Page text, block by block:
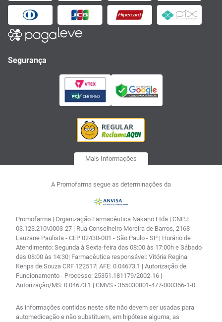
Segurança
Mais Informações
A Promofarma segue as determinações da
Promofarma | Organização Farmacêutica Nakano Ltda | CNPJ:
03.123.210\0003-27 | Rua Conselheiro Moreira de Barros, 2168 -
Lauzane Paulista - CEP 02430-001 - São Paulo - SP | Horário de
Atendimento: Segunda à Sexta-feira das 08:00 às 17:00h e Sábado
das 08:00 às 14:30| Farmacêutica responsável: Vitória Regina
Kenps de Souza CRF 122517| AFE: 0.04673.1 | Autorização de
Funcionamento - Processo: 25351.181179/2002-16 |
Autorização/MS: 0.04673.1 | CMVS - 355030801-477-000356-1-0
As informações contidas neste site não devem ser usadas para
automedicação e não substituem, em hipótese alguma, as